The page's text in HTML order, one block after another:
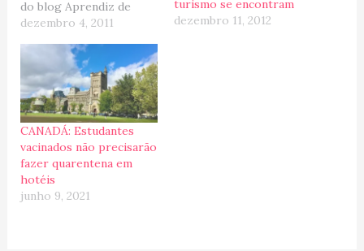
do blog Aprendiz de
Viajante, e apesar da
não poderia recusar!!!
Aliás, como ela bem
disse, é uma forma
descontraída de fazer
uma retrospectiva de
2011! Então vamos lá:
Meus 7 Links 1.…
dezembro 4, 2011
turismo se encontram
dezembro 11, 2012
CANADÁ: Estudantes
vacinados não precisarão
fazer quarentena em
hotéis
junho 9, 2021